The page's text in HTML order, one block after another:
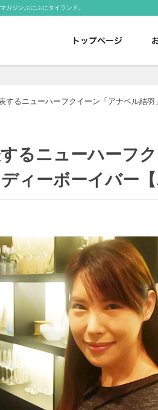
ガジンぷにぷにタイランド。
するニューハーフクイーン「アナベル結羽
るニューハーフ
ィーボーイバー【